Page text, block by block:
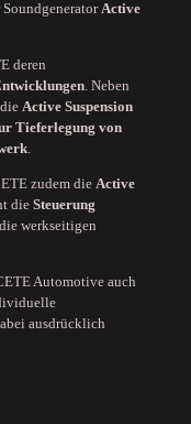
Active
deren
. Neben
Active Suspension
Tieferlegung von
.
zudem die Active
die Steuerung
werkseitigen
Automotive auch
ausdrücklich